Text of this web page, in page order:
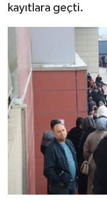
kayıtlara geçti.